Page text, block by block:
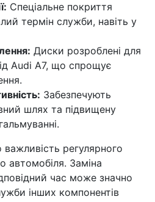
Спеціальне покриття
термін служби, навіть у
Диски розроблені для
Audi A7, що спрощує
Забезпечують
шлях та підвищену
регулярного
автомобіля. Заміна
час може значно
інших компонентів